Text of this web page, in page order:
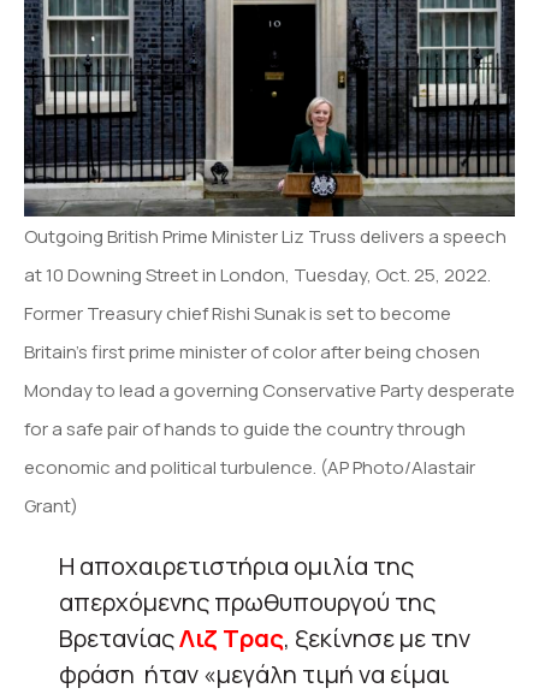
Outgoing British Prime Minister Liz Truss delivers a speech
at 10 Downing Street in London, Tuesday, Oct. 25, 2022.
Former Treasury chief Rishi Sunak is set to become
Britain’s first prime minister of color after being chosen
Monday to lead a governing Conservative Party desperate
for a safe pair of hands to guide the country through
economic and political turbulence. (AP Photo/Alastair
Grant)
Η αποχαιρετιστήρια ομιλία της
απερχόμενης πρωθυπουργού της
ΒρετανίαςΛιζ Τρας, ξεκίνησε με την
φράση ήταν «μεγάλη τιμή να είμαι